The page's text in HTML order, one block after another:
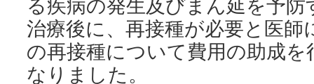
る疾病の発生及びまん延を予
治療後に、再接種が必要と医
の再接種について費用の助成
なりました。